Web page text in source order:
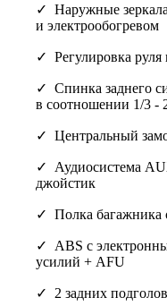
Наружные
и электрообогревом
Регулировка
Спинка заднего
в соотношении 1/3 -
Центральный
Аудиосистема
джойстик
Полка багажника
ABS с
усилий + AFU
2 задних